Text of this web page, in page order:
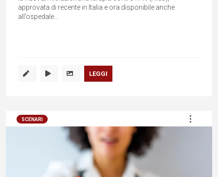
approvata di recente in Italia e ora disponibile anche
all’ospedale...
LEGGI
SCENARI